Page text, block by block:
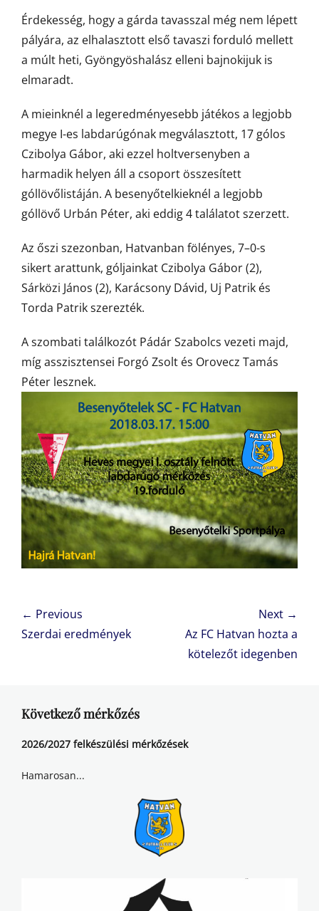
Érdekesség, hogy a gárda tavasszal még nem lépett
pályára, az elhalasztott első tavaszi forduló mellett
a múlt heti, Gyöngyöshalász elleni bajnokijuk is
elmaradt.
A mieinknél a legeredményesebb játékos a legjobb
megye I-es labdarúgónak megválasztott, 17 gólos
Czibolya Gábor, aki ezzel holtversenyben a
harmadik helyen áll a csoport összesített
góllövőlistáján. A besenyőtelkieknél a legjobb
góllövő Urbán Péter, aki eddig 4 találatot szerzett.
Az őszi szezonban, Hatvanban fölényes, 7–0-s
sikert arattunk, góljainkat Czibolya Gábor (2),
Sárközi János (2), Karácsony Dávid, Uj Patrik és
Torda Patrik szerezték.
A szombati találkozót Pádár Szabolcs vezeti majd,
míg asszisztensei Forgó Zsolt és Orovecz Tamás
Péter lesznek.
Bejegyzés
navigáció
← Previous
Previous
Szerdai eredmények
Next →
Az FC Hatvan hozta a
kötelezőt idegenben
Következő mérkőzés
2026/2027 felkészülési mérkőzések
Hamarosan...